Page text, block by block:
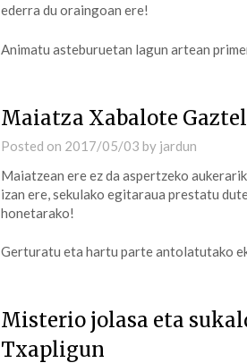
ederra du oraingoan ere!
Animatu asteburuetan lagun artean
Maiatza Xabalote
Posted on 2017/05/03 by jardun
Maiatzean ere ez da aspertzeko
izan ere, sekulako egitaraua prestatu
honetarako!
Gerturatu eta hartu parte antolatutako
Misterio jolasa eta
Txapligun